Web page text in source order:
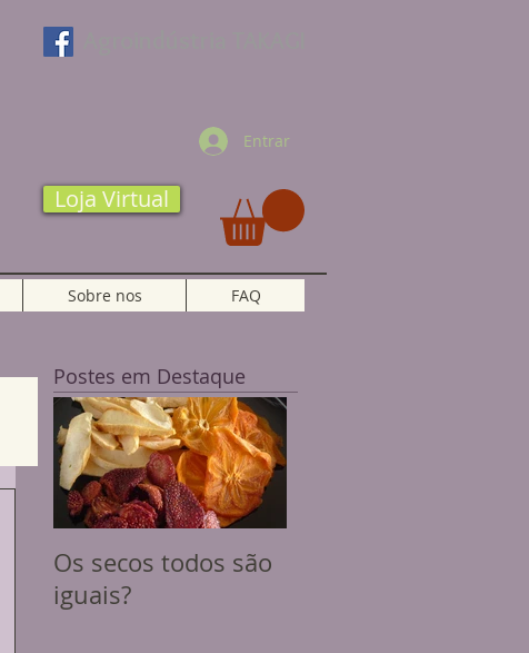
Entrar
Loja Virtual
Sobre nos FAQ
Postes em Destaque
Os secos todos são
iguais?